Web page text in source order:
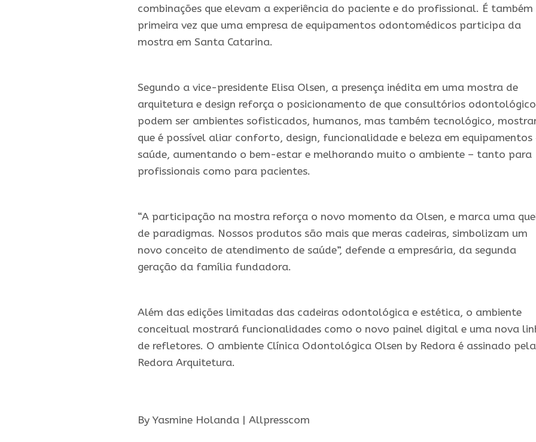
combinações que elevam a experiência do paciente e do profissional. É também
primeira vez que uma empresa de equipamentos odontomédicos participa da
mostra em Santa Catarina.
Segundo a vice-presidente Elisa Olsen, a presença inédita em uma mostra de
arquitetura e design reforça o posicionamento de que consultórios
podem ser ambientes sofisticados, humanos, mas também tecnológico,
que é possível aliar conforto, design, funcionalidade e beleza em equipamentos
saúde, aumentando o bem-estar e melhorando muito o ambiente – tanto para
profissionais como para pacientes.
“A participação na mostra reforça o novo momento da Olsen, e marca uma
de paradigmas. Nossos produtos são mais que meras cadeiras, simbolizam um
novo conceito de atendimento de saúde”, defende a empresária, da segunda
geração da família fundadora.
Além das edições limitadas das cadeiras odontológica e estética, o ambiente
conceitual mostrará funcionalidades como o novo painel digital e uma nova
de refletores. O ambiente Clínica Odontológica Olsen by Redora é assinado pela
Redora Arquitetura.
By Yasmine Holanda | Allpresscom